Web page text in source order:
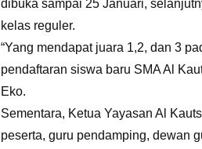
dibuka sampai 25 Januari,
kelas reguler.
“Yang mendapat juara 1,2, dan 3
pendaftaran siswa baru SMA Al
Eko.
Sementara, Ketua Yayasan Al
peserta, guru pendamping, dewan